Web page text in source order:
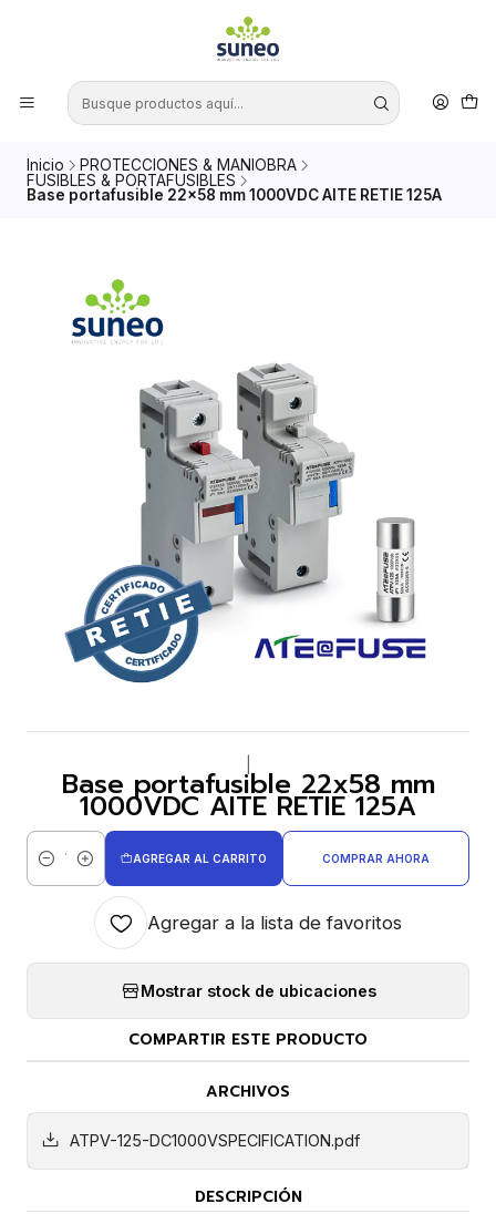
Inicio
PROTECCIONES & MANIOBRA
FUSIBLES & PORTAFUSIBLES
Base portafusible 22x58 mm 1000VDC AITE RETIE 125A
Base portafusible 22x58 mm
1000VDC AITE RETIE 125A
Cantidad
AGREGAR AL CARRITO COMPRAR AHORA
Agregar a la lista de favoritos
Mostrar stock de ubicaciones
COMPARTIR ESTE PRODUCTO
ARCHIVOS
ATPV-125-DC1000VSPECIFICATION.pdf
DESCRIPCIÓN